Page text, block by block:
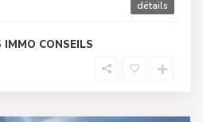
détails
CONSEILS